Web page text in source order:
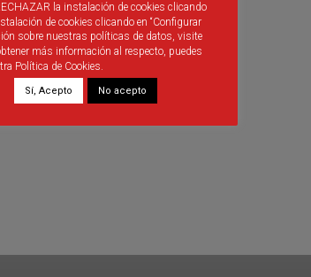
la instalación de cookies clicando
de cookies clicando en “Configurar
sobre nuestras políticas de datos, visite
más información al respecto, puedes
Política de Cookies.
Sí, Acepto No acepto